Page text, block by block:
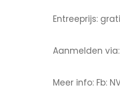
Entreeprijs:
Aanmelden
Meer info: Fb: